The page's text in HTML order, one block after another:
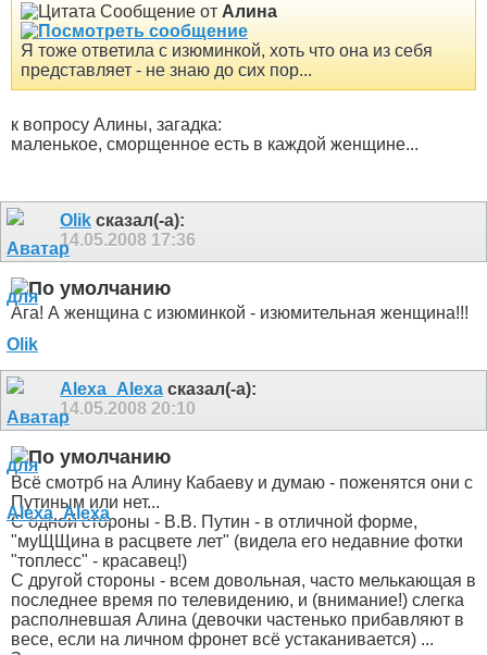
Сообщение от Алина
Я тоже ответила с изюминкой, хоть что она из себя
представляет - не знаю до сих пор...
к вопросу Алины, загадка:
маленькое, сморщенное есть в каждой женщине...
Olik сказал(-а):
14.05.2008 17:36
Ага! А женщина с изюминкой - изюмительная женщина!!!
Alexa_Alexa сказал(-а):
14.05.2008 20:10
Всё смотрб на Алину Кабаеву и думаю - поженятся они с
Путиным или нет...
С одной стороны - В.В. Путин - в отличной форме,
"муЩЩина в расцвете лет" (видела его недавние фотки
"топлесс" - красавец!)
С другой стороны - всем довольная, часто мелькающая в
последнее время по телевидению, и (внимание!) слегка
располневшая Алина (девочки частенько прибавляют в
весе, если на личном фронет всё устаканивается) ...